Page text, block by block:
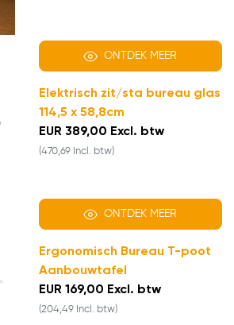
ONTDEK MEER
Elektrisch zit/sta bureau glas
114,5 x 58,8cm
EUR 389,00 Excl. btw
(470,69 Incl. btw)
ONTDEK MEER
Ergonomisch Bureau T-poot
Aanbouwtafel
EUR 169,00 Excl. btw
(204,49 Incl. btw)